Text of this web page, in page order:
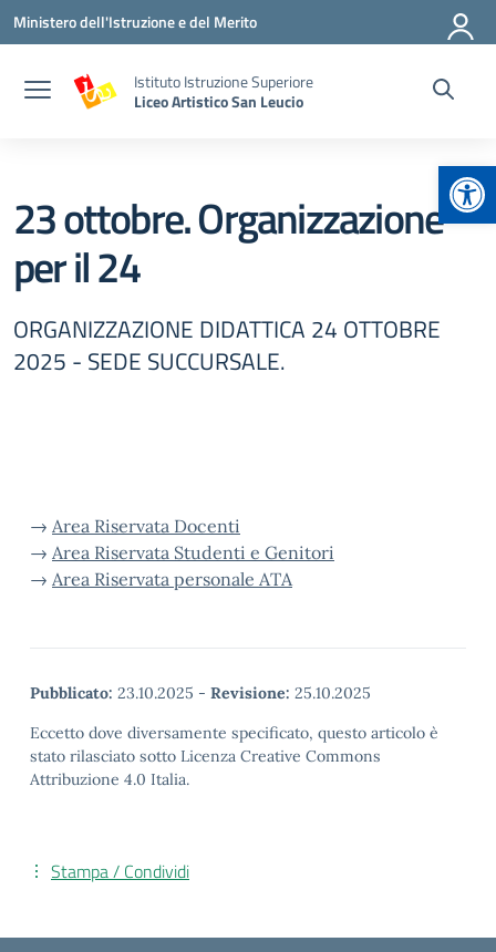
Vai ai contenuti
Vai al menu di navigazione
Vai al footer
Ministero dell'Istruzione e del Merito
Istituto Istruzione Superiore
Liceo Artistico San Leucio
23 ottobre. Organizzazione
per il 24
ORGANIZZAZIONE DIDATTICA 24 OTTOBRE
2025 - SEDE SUCCURSALE.
→ Area Riservata Docenti
→ Area Riservata Studenti e Genitori
→ Area Riservata personale ATA
Pubblicato: 23.10.2025 - Revisione: 25.10.2025
Eccetto dove diversamente specificato, questo articolo è
stato rilasciato sotto Licenza Creative Commons
Attribuzione 4.0 Italia.
Stampa / Condividi